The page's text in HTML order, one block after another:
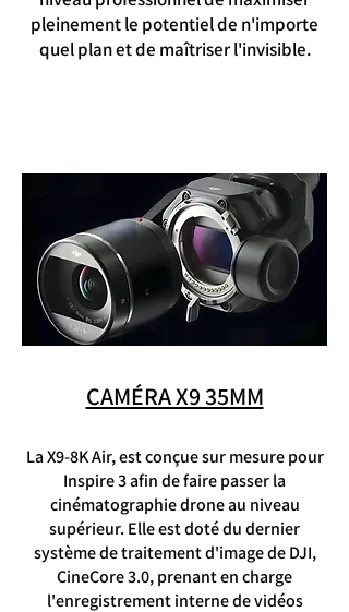
pleinement le potentiel de n'importe
quel plan et de maîtriser l'invisible.
CAMÉRA X9 35MM
La X9-8K Air, est conçue sur mesure pour
Inspire 3 afin de faire passer la
cinématographiedrone au niveau
supérieur. Elle est doté du dernier
système de traitement d'image de DJI,
CineCore 3.0, prenant en charge
l'enregistrement interne de vidéos